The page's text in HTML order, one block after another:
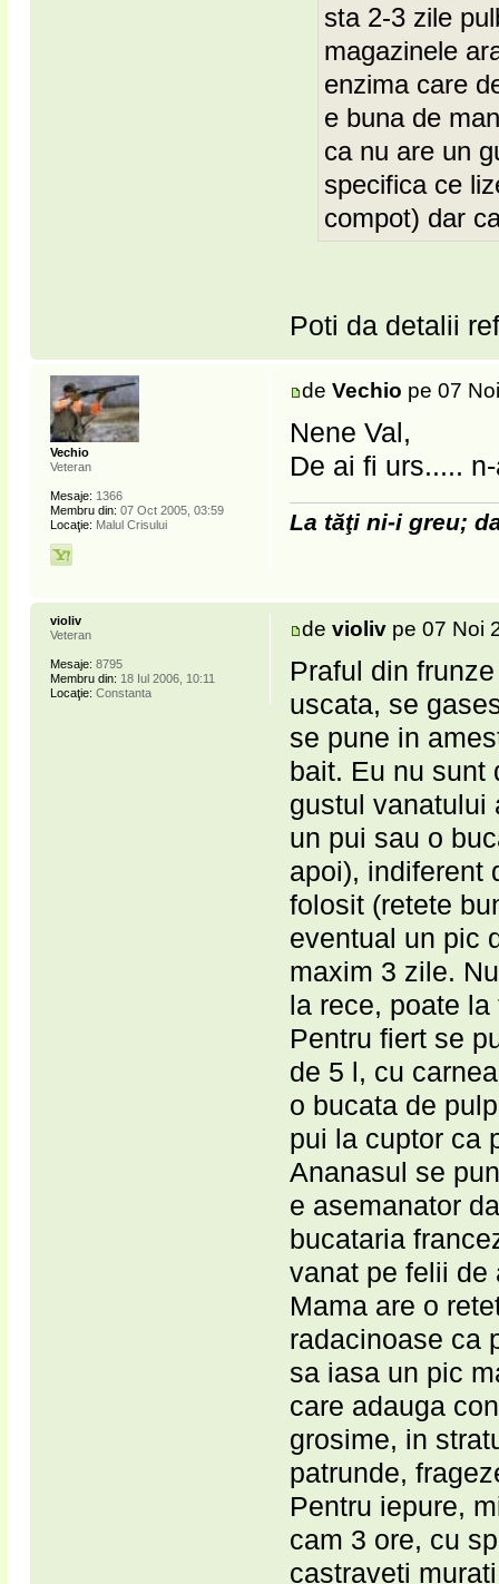
sta 2-3 zile
magazinele
enzima care
e buna de
ca nu are un
specifica ce
compot) dar
Poti da detalii
deVechio pe 07
Nene Val,
De ai fi urs.....
La tăţi ni-i greu;
Vechio
Veteran
Mesaje: 1366
Membru din: 07 Oct 2005, 03:59
Locaţie: Malul Crisului
devioliv pe 07 Noi
Praful din
uscata, se
se pune in
bait. Eu nu sunt
gustul vanatului
un pui sau o
apoi), indiferent
folosit (retete
eventual un pic
maxim 3 zile.
la rece, poate
Pentru fiert se
de 5 l, cu
o bucata de
pui la cuptor ca
Ananasul se
e asemanator
bucataria
vanat pe felii de
Mama are o
radacinoase ca
sa iasa un pic
care adauga
grosime, in
patrunde,
Pentru iepure,
cam 3 ore, cu
castraveti
violiv
Veteran
Mesaje: 8795
Membru din: 18 Iul 2006, 10:11
Locaţie: Constanta